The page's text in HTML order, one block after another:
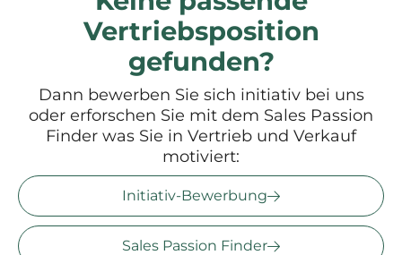
Vertriebsposition
gefunden?
Dann bewerben Sie sich initiativ bei uns
oder erforschen Sie mit dem Sales Passion
Finder was Sie in Vertrieb und Verkauf
motiviert:
Initiativ-Bewerbung
Sales Passion Finder